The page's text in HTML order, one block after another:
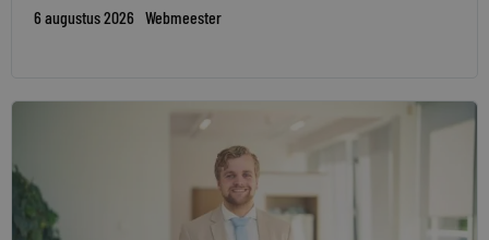
6 augustus 2026 Webmeester